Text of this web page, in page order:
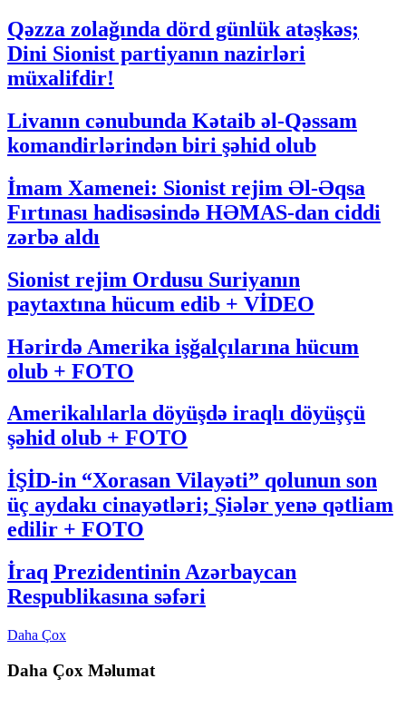
Qəzza zolağında dörd günlük atəşkəs;
Dini Sionist partiyanın nazirləri
müxalifdir!
Livanın cənubunda Kətaib əl-Qəssam
komandirlərindən biri şəhid olub
İmam Xamenei: Sionist rejim Əl-Əqsa
Fırtınası hadisəsində HƏMAS-dan ciddi
zərbə aldı
Sionist rejim Ordusu Suriyanın
paytaxtına hücum edib + VİDEO
Hərirdə Amerika işğalçılarına hücum
olub + FOTO
Amerikalılarla döyüşdə iraqlı döyüşçü
şəhid olub + FOTO
İŞİD-in “Xorasan Vilayəti” qolunun son
üç aydakı cinayətləri; Şiələr yenə qətliam
edilir + FOTO
İraq Prezidentinin Azərbaycan
Respublikasına səfəri
Daha Çox
Daha Çox Məlumat